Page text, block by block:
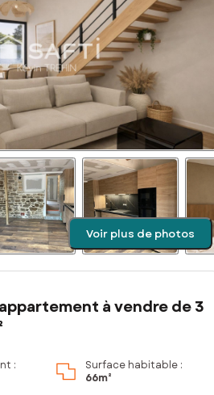
Voir plus de photos
à vendre de 3
:
Surface habitable :
66m²